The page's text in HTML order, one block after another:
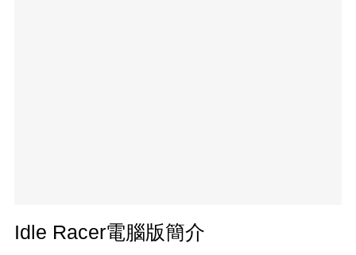
Idle Racer電腦版簡介